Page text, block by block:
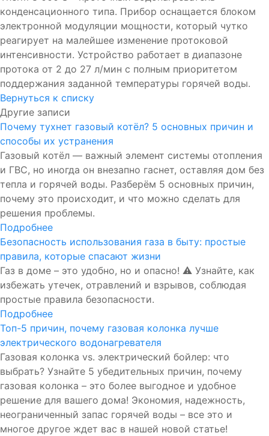
конденсационного типа. Прибор оснащается блоком
электронной модуляции мощности, который чутко
реагирует на малейшее изменение протоковой
интенсивности. Устройство работает в диапазоне
протока от 2 до 27 л/мин с полным приоритетом
поддержания заданной температуры горячей воды.
Вернуться к списку
Другие записи
Почему тухнет газовый котёл? 5 основных причин и
способы их устранения
Газовый котёл — важный элемент системы отопления
и ГВС, но иногда он внезапно гаснет, оставляя дом без
тепла и горячей воды. Разберём 5 основных причин,
почему это происходит, и что можно сделать для
решения проблемы.
Подробнее
Безопасность использования газа в быту: простые
правила, которые спасают жизни
Газ в доме – это удобно, но и опасно! ⚠️ Узнайте, как
избежать утечек, отравлений и взрывов, соблюдая
простые правила безопасности.
Подробнее
Топ-5 причин, почему газовая колонка лучше
электрического водонагревателя
Газовая колонка vs. электрический бойлер: что
выбрать? Узнайте 5 убедительных причин, почему
газовая колонка – это более выгодное и удобное
решение для вашего дома! Экономия, надежность,
неограниченный запас горячей воды – все это и
многое другое ждет вас в нашей новой статье!